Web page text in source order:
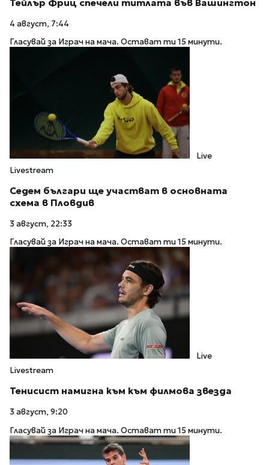
Тейлър Фриц спечели титлата във Вашингтон
4 август, 7:44
Гласувай за Играч на мача. Остават ти 15 минути.
Live
Livestream
Седем българи ще участват в основната
схема в Пловдив
3 август, 22:33
Гласувай за Играч на мача. Остават ти 15 минути.
Live
Livestream
Тенисист намигна към към филмова звезда
3 август, 9:20
Гласувай за Играч на мача. Остават ти 15 минути.